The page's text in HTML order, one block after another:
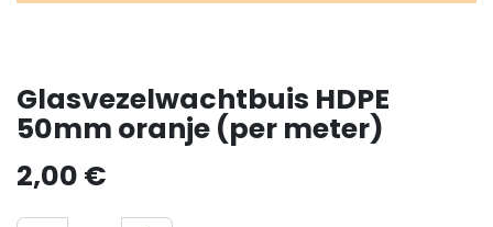
Glasvezelwachtbuis HDPE
50mm oranje (per meter)
2,00 €